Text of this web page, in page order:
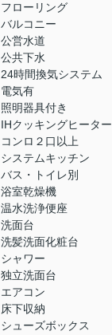
フローリング
バルコニー
公営水道
公共下水
24時間換気システム
電気有
照明器具付き
IHクッキングヒーター
コンロ２口以上
システムキッチン
バス・トイレ別
浴室乾燥機
温水洗浄便座
洗面台
洗髪洗面化粧台
シャワー
独立洗面台
エアコン
床下収納
シューズボックス